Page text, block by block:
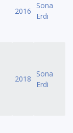
2016
Sona
Erdi
2018
Sona
Erdi